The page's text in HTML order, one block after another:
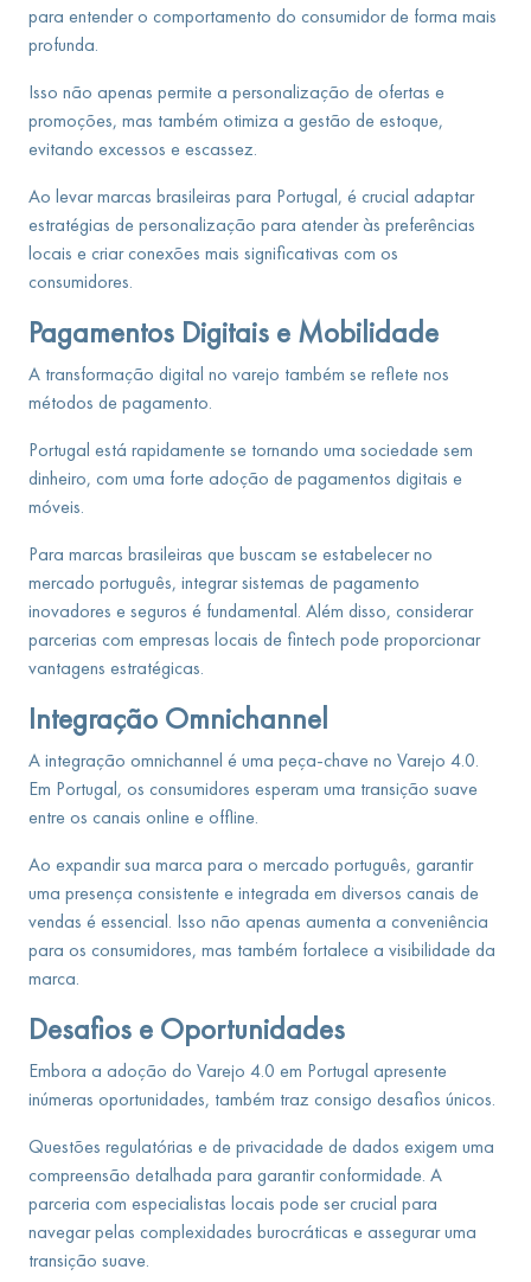
para entender o comportamento do consumidor de forma mais
profunda.
Isso não apenas permite a personalização de ofertas e
promoções, mas também otimiza a gestão de estoque,
evitando excessos e escassez.
Ao levar marcas brasileiras para Portugal, é crucial adaptar
estratégias de personalização para atender às preferências
locais e criar conexões mais significativas com os
consumidores.
Pagamentos Digitais e Mobilidade
A transformação digital no varejo também se reflete nos
métodos de pagamento.
Portugal está rapidamente se tornando uma sociedade sem
dinheiro, com uma forte adoção de pagamentos digitais e
móveis.
Para marcas brasileiras que buscam se estabelecer no
mercado português, integrar sistemas de pagamento
inovadores e seguros é fundamental. Além disso, considerar
parcerias com empresas locais de fintech pode proporcionar
vantagens estratégicas.
Integração Omnichannel
A integração omnichannel é uma peça-chave no Varejo 4.0.
Em Portugal, os consumidores esperam uma transição suave
entre os canais online e offline.
Ao expandir sua marca para o mercado português, garantir
uma presença consistente e integrada em diversos canais de
vendas é essencial. Isso não apenas aumenta a conveniência
para os consumidores, mas também fortalece a visibilidade da
marca.
Desafios e Oportunidades
Embora a adoção do Varejo 4.0 em Portugal apresente
inúmeras oportunidades, também traz consigo desafios únicos.
Questões regulatórias e de privacidade de dados exigem uma
compreensão detalhada para garantir conformidade. A
parceria com especialistas locais pode ser crucial para
navegar pelas complexidades burocráticas e assegurar uma
transição suave.